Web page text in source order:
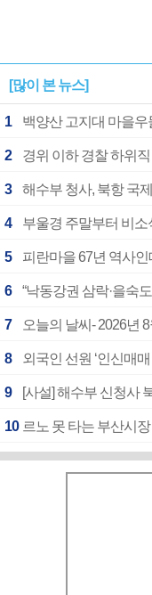
[많이 본 뉴스]
1 백양산 고지대 마을우
2 경위 이하 경찰 하위
3 해수부 청사, 북항 국
4 부울경 주말부터 비소
5 피란마을 67년 역사
6 “낙동강권 삼락·을숙
7 오늘의 날씨- 2026년
8 외국인 선원 ‘인신매
9 [사설] 해수부 신청사
10 르노 못 타는 부산시